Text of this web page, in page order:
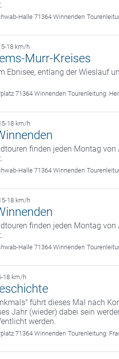
Halle 71364 Winnenden
18 km/h
Murr-Kreises
Ebnisee, entlang der Wieslauf
71364 Winnenden Tourenleitung:
18 km/h
finden jeden Montag von
Halle 71364 Winnenden
18 km/h
finden jeden Montag von
Halle 71364 Winnenden
18 km/h
führt dieses Mal nach
Jahr (wieder) dabei sein
werden.
71364 Winnenden Tourenleitung: